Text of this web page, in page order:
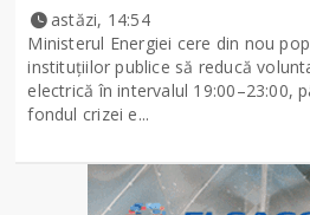
astăzi, 14:54
Ministerul Energiei cere din nou
instituțiilor publice să reducă
electrică în intervalul 19:00–23:00,
fondul crizei e...